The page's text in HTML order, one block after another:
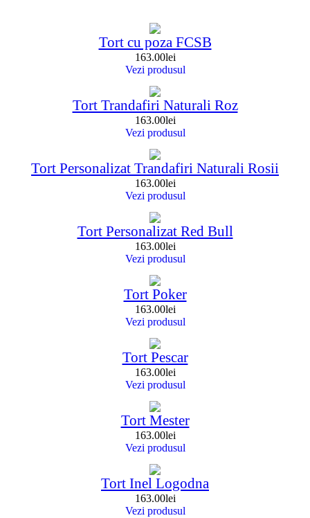
Tort cu poza FCSB
163.00lei
Vezi produsul
Tort Trandafiri Naturali Roz
163.00lei
Vezi produsul
Tort Personalizat Trandafiri Naturali Rosii
163.00lei
Vezi produsul
Tort Personalizat Red Bull
163.00lei
Vezi produsul
Tort Poker
163.00lei
Vezi produsul
Tort Pescar
163.00lei
Vezi produsul
Tort Mester
163.00lei
Vezi produsul
Tort Inel Logodna
163.00lei
Vezi produsul